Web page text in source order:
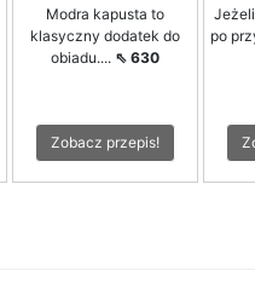
Modra kapusta to
klasyczny dodatek do
obiadu.... ⇖ 630
Zobacz przepis!
po